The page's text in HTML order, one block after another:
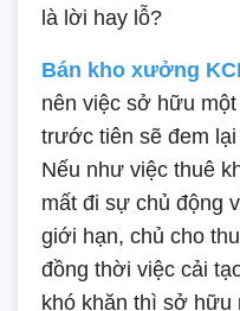
là lời hay lỗ?
Bán kho xưởng
nên việc sở hữu
trước tiên sẽ đem
Nếu như việc thuê
mất đi sự chủ động
giới hạn, chủ cho
đồng thời việc cải
khó khăn thì sở hữu